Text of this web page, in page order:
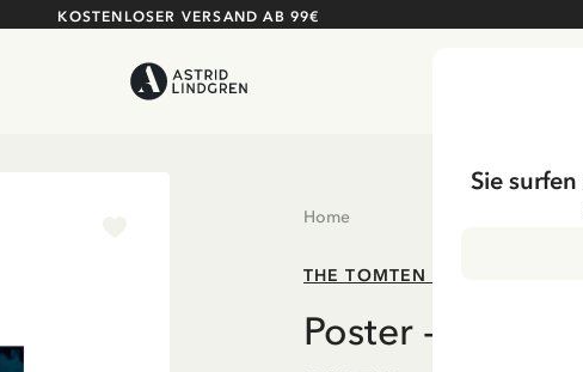
KOSTENLOSER VERSAND AB 99€
Home
THE TOMTEN AND THE FOX
Poster - Tomte
Sie